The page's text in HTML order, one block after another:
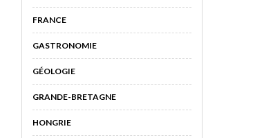
FRANCE
GASTRONOMIE
GÉOLOGIE
GRANDE-BRETAGNE
HONGRIE